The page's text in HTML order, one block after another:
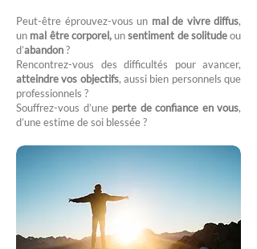
Peut-être éprouvez-vous un mal de vivre diffus,
un mal être corporel,unsentiment de solitudeou
d’abandon?
Rencontrez-vous des difficultés pour avancer,
atteindre vos objectifs, aussi bien personnels que
professionnels ?
Souffrez-vous d’une perte de confiance en vous,
d’une estime de soi blessée ?​​